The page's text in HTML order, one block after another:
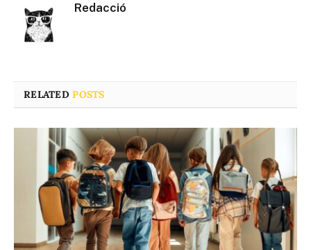
Redacció
RELATEDPOSTS